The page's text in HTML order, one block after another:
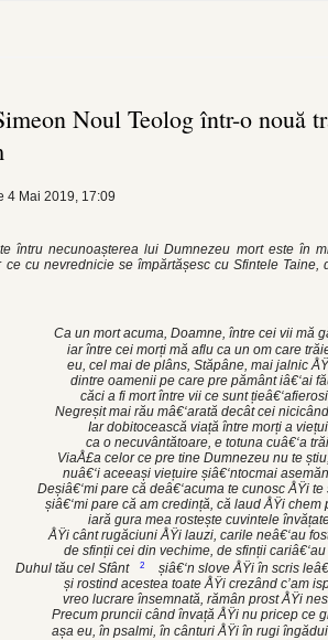
Noul Teolog într-o nouă
4 Mai 2019, 17:09
întru necunoașterea lui Dumnezeu mort este în
cu nevrednicie se împărtășesc cu Sfintele
Ca un mort acuma, Doamne, între cei vii mă
iar între cei morți mă aflu ca un om care
eu, cel mai de plâns, Stăpâne, mai jalnic
dintre oamenii pe care pre pământ iâ€‘ai
căci a fi mort între vii ce sunt
Negreșit mai rău mâ€‘arată decât cei
Iar dobitocească viață între morți a
ca o necuvântătoare, e totuna cuâ€‘a
ViaÅ£a celor ce pre tine Dumnezeu nu te
nuâ€‘i aceeași viețuire șiâ€‘ntocmai
Deșiâ€‘mi pare că deâ€‘acuma te cunosc ÅŸi te
șiâ€‘mi pare că am credință, că laud ÅŸi chem
iară gura mea rostește cuvintele
ÅŸi cânt rugăciuni ÅŸi lauzi, carile neâ€‘au
de sfinții cei din vechime, de sfinții
Duhul tău cel Sfânt
2
șiâ€‘n slove ÅŸi în scris
și rostind acestea toate ÅŸi crezând c’am
vreo lucrare însemnată, rămân prost ÅŸi
Precum pruncii când învață ÅŸi nu pricep ce
așa eu, în psalmi, în cânturi ÅŸi în rugi